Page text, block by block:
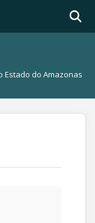
Estado do Amazonas